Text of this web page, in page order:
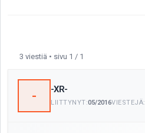
3 viestiä • sivu 1 / 1
- -XR-
LIITTYNYT:05/2016VIESTEJÄ: